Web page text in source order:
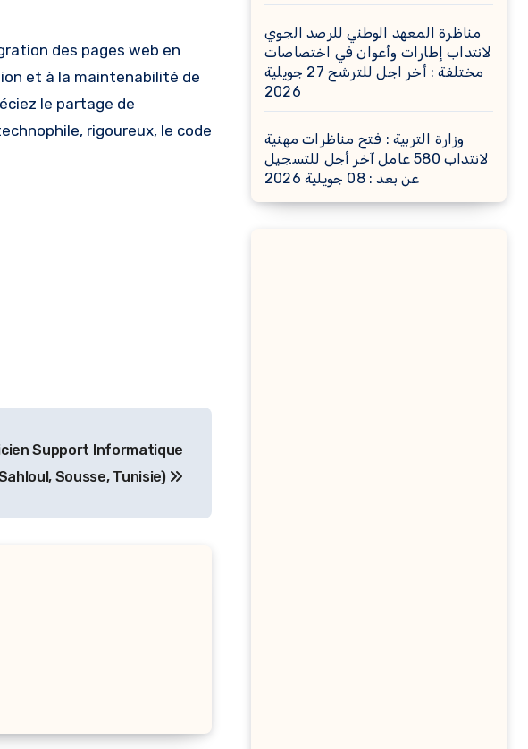
des pages web en
et à la maintenabilité de
le partage de
rigoureux, le code
Support Informatique
Sousse, Tunisie)
مناظرة المعهد الوطني للرصد الجوي
لانتداب إطارات وأعوان في اختصاصات
مختلفة : أخر اجل للترشح 27 جويلية
2026
وزارة التربية : فتح مناظرات مهنية
لانتداب 580 عامل آخر أجل للتسجيل
عن بعد : 08 جويلية 2026